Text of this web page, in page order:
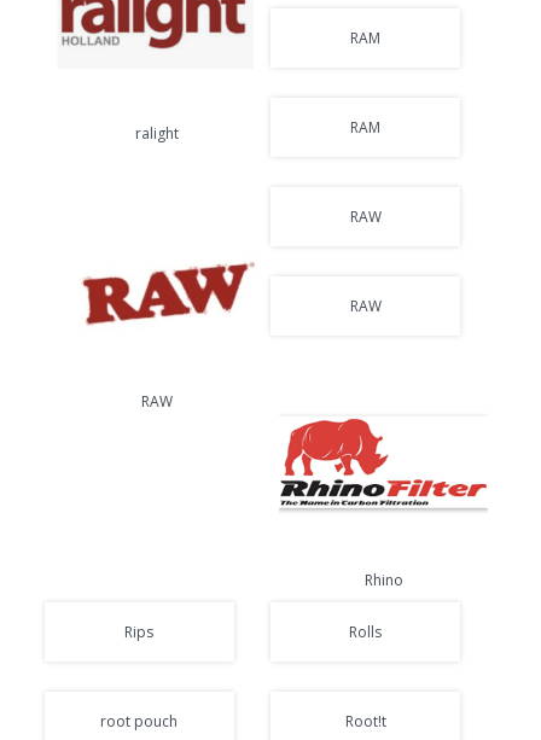
ralight
RAM
RAM
RAW
RAW
RAW
Rhino
Rips Rolls
root pouch Root!t